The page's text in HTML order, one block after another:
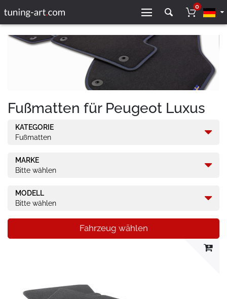
0
Fußmatten für Peugeot Luxus
KATEGORIE
Fußmatten
MARKE
Bitte wählen
MODELL
Bitte wählen
Fahrzeug wählen